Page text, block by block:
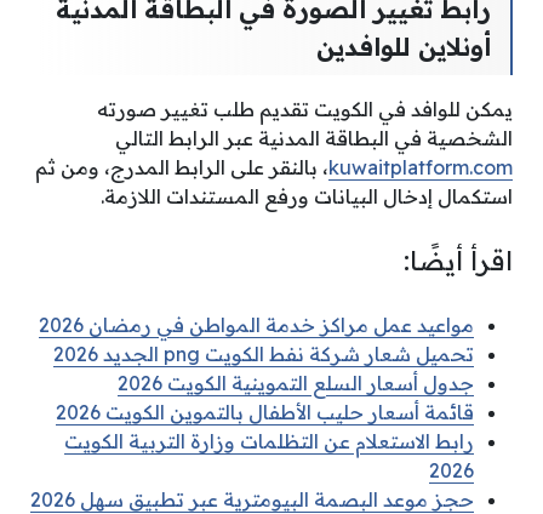
رابط تغيير الصورة في البطاقة المدنية
أونلاين للوافدين
يمكن للوافد في الكويت تقديم طلب تغيير صورته
الشخصية في البطاقة المدنية عبر الرابط التالي
kuwaitplatform.com، بالنقر على الرابط المدرج، ومن ثم
استكمال إدخال البيانات ورفع المستندات اللازمة.
اقرأ أيضًا:
مواعيد عمل مراكز خدمة المواطن في رمضان 2026
تحميل شعار شركة نفط الكويت png الجديد 2026
جدول أسعار السلع التموينية الكويت 2026
قائمة أسعار حليب الأطفال بالتموين الكويت 2026
رابط الاستعلام عن التظلمات وزارة التربية الكويت
2026
حجز موعد البصمة البيومترية عبر تطبيق سهل 2026